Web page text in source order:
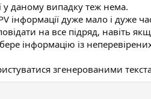
у даному випадку теж нема.
інформації дуже мало і дуже
на все підряд, навіть
інформацію із
згенерованими